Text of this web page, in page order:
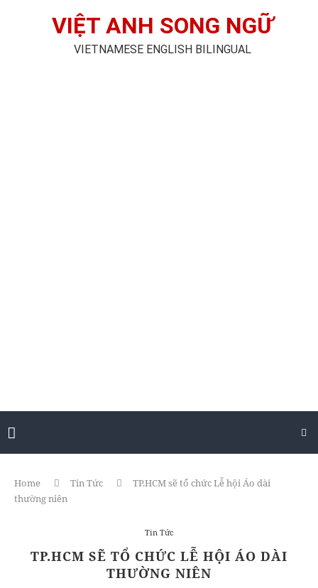
VIỆT ANH SONG NGỮ
VIETNAMESE ENGLISH BILINGUAL
Home Tin Tức
TP.HCM sẽ tổ chức Lễ hội Áo dài
thường niên
Tin Tức
TP.HCM SẼ TỔ CHỨC LỄ HỘI ÁO DÀI
THƯỜNG NIÊN